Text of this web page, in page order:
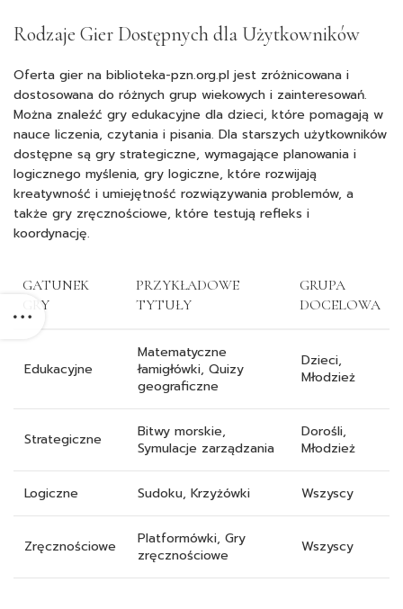
Rodzaje Gier Dostępnych dla Użytkowników
Oferta gier na biblioteka-pzn.org.pl jest zróżnicowana i
dostosowana do różnych grup wiekowych i zainteresowań.
Można znaleźć gry edukacyjne dla dzieci, które pomagają w
nauce liczenia, czytania i pisania. Dla starszych użytkowników
dostępne są gry strategiczne, wymagające planowania i
logicznego myślenia, gry logiczne, które rozwijają
kreatywność i umiejętność rozwiązywania problemów, a
także gry zręcznościowe, które testują refleks i
koordynację.
GATUNEK
GRY
PRZYKŁADOWE
TYTUŁY
GRUPA
DOCELOWA
Edukacyjne
Matematyczne
łamigłówki, Quizy
geograficzne
Dzieci,
Młodzież
Strategiczne
Bitwy morskie,
Symulacje zarządzania
Dorośli,
Młodzież
Logiczne Sudoku, Krzyżówki Wszyscy
Zręcznościowe
Platformówki, Gry
zręcznościowe
Wszyscy